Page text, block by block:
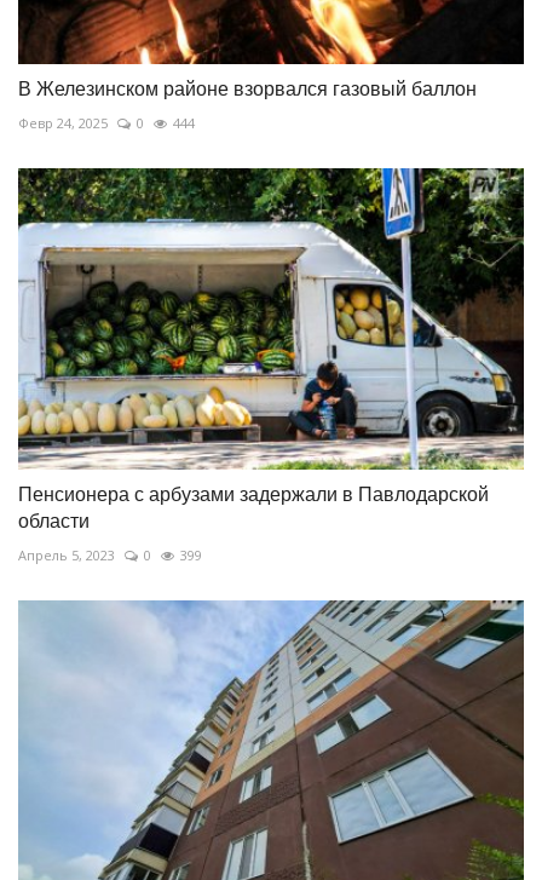
В Железинском районе взорвался газовый баллон
Февр 24, 2025 0 444
Пенсионера с арбузами задержали в Павлодарской
области
Апрель 5, 2023 0 399